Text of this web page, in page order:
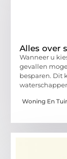
Alles over
Wanneer u
gevallen
besparen. Dit
Woning En